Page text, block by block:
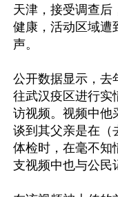
天津，接受调查后
健康，活动区域遭
声。
公开数据显示，去
往武汉疫区进行实
访视频。视频中他
谈到其父亲是在（
体检时，在毫不知
支视频中也与公民